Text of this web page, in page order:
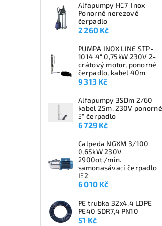
Alfapumpy HC7-Inox
Ponorné nerezové
čerpadlo
2 260 Kč
PUMPA INOX LINE STP-
1014 4" 0,75kW 230V 2-
drátový motor, ponorné
čerpadlo, kabel 40m
9 313 Kč
Alfapumpy 3SDm 2/60
kabel 25m, 230V ponorné
3" čerpadlo
6 729 Kč
Calpeda NGXM 3/100
0,65kW 230V
2900ot./min.
samonasávací čerpadlo
IE2
6 010 Kč
PE trubka 32x4,4 LDPE
PE40 SDR7,4 PN10
51 Kč